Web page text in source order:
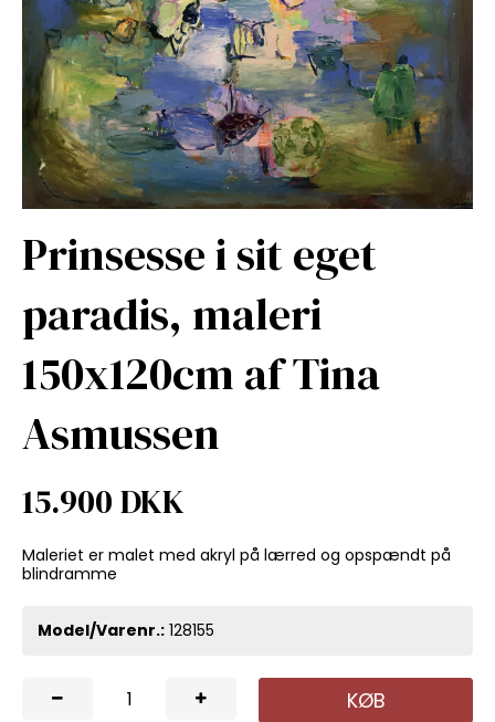
Prinsesse i sit eget
paradis, maleri
150x120cm af Tina
Asmussen
15.900 DKK
Maleriet er malet med akryl på lærred og opspændt på
blindramme
Model/Varenr.: 128155
KØB